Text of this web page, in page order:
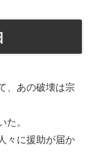
、あの破壊は宗
。
々に援助が届か